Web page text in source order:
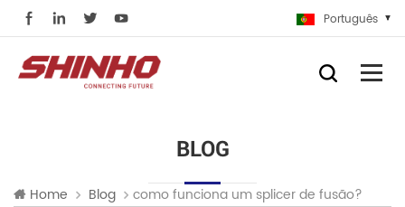
Português
BLOG
Home Blog como funciona um splicer de fusão?